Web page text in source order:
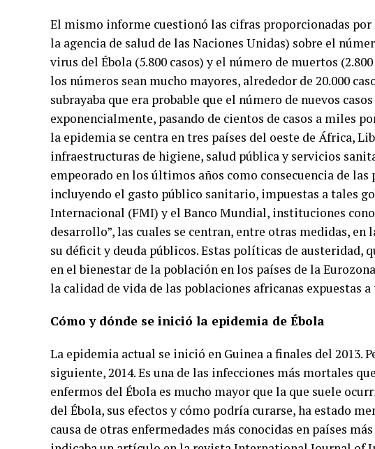
El mismo informe cuestionó las cifras proporcionadas
la agencia de salud de las Naciones Unidas) sobre el
virus del Ébola (5.800 casos) y el número de muertos
los números sean mucho mayores, alrededor de 20.000
subrayaba que era probable que el número de nuevos
exponencialmente, pasando de cientos de casos a miles
la epidemia se centra en tres países del oeste de África,
infraestructuras de higiene, salud pública y servicios
empeorado en los últimos años como consecuencia de
incluyendo el gasto público sanitario, impuestas a tales
Internacional (FMI) y el Banco Mundial, instituciones
desarrollo”, las cuales se centran, entre otras medidas,
su déficit y deuda públicos. Estas políticas de austeridad,
en el bienestar de la población en los países de la
la calidad de vida de las poblaciones africanas expuestas
Cómo y dónde se inició la epidemia de Ébola
La epidemia actual se inició en Guinea a finales del 2013.
siguiente, 2014. Es una de las infecciones más mortales
enfermos del Ébola es mucho mayor que la que suele
del Ébola, sus efectos y cómo podría curarse, ha estado
causa de otras enfermedades más conocidas en países